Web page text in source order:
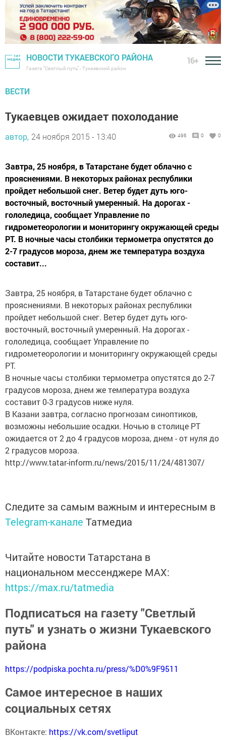
НОВОСТИ ТУКАЕВСКОГО РАЙОНА
Газета "Светлый путь" - Тукаевский район
16+
ВЕСТИ
Тукаевцев ожидает похолодание
автор, 24 ноября 2015 - 13:40 496 0 0
Завтра, 25 ноября, в Татарстане будет облачно с
прояснениями. В некоторых районах республики
пройдет небольшой снег. Ветер будет дуть юго-
восточный, восточный умеренный. На дорогах -
гололедица, сообщает Управление по
гидрометеорологии и мониторингу окружающей среды
РТ. В ночные часы столбики термометра опустятся до
2-7 градусов мороза, днем же температура воздуха
составит...
Завтра, 25 ноября, в Татарстане будет облачно с
прояснениями. В некоторых районах республики
пройдет небольшой снег. Ветер будет дуть юго-
восточный, восточный умеренный. На дорогах -
гололедица, сообщает Управление по
гидрометеорологии и мониторингу окружающей среды
РТ.
В ночные часы столбики термометра опустятся до 2-7
градусов мороза, днем же температура воздуха
составит 0-3 градусов ниже нуля.
В Казани завтра, согласно прогнозам синоптиков,
возможны небольшие осадки. Ночью в столице РТ
ожидается от 2 до 4 градусов мороза, днем - от нуля до
2 градусов мороза.
http://www.tatar-inform.ru/news/2015/11/24/481307/
Следите за самым важным и интересным в
Telegram-канале Татмедиа
Читайте новости Татарстана в
национальном мессенджере MАХ:
https://max.ru/tatmedia
Подписаться на газету "Светлый
путь" и узнать о жизни Тукаевского
района
https://podpiska.pochta.ru/press/%D0%9F9511
Самое интересное в наших
социальных сетях
ВКонтакте: https://vk.com/svetliput